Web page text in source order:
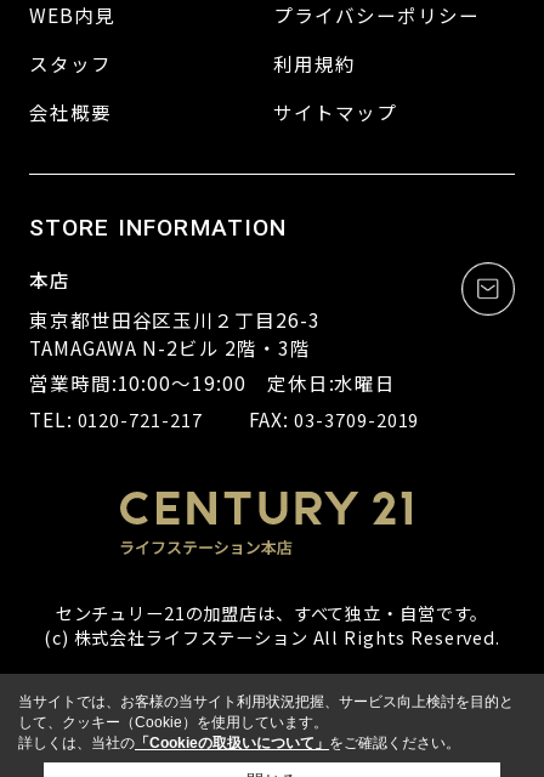
WEB内見
スタッフ
会社概要
プライバシーポリシー
利用規約
サイトマップ
STORE INFORMATION
本店
東京都世田谷区玉川２丁目26-3
TAMAGAWA N-2ビル 2階・3階
営業時間:10:00～19:00 定休日:水曜日
TEL: 0120-721-217 FAX:03-3709-2019
センチュリー21の加盟店は、すべて独立・自営です。
(c) 株式会社ライフステーション All Rights Reserved.
当サイトでは、お客様の当サイト利用状況把握、サービス向上検討を目的と
して、クッキー（Cookie）を使用しています。
詳しくは、当社の 「Cookieの取扱いについて」 をご確認ください。